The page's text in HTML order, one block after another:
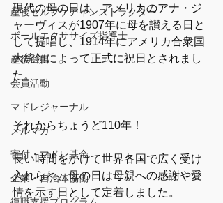
産後セルフケアインストラクター
ボールエクササイズ指導士
産後白書
会員活動
マドレジャーナル
メルマガ
寄付・マドレ基金
企業・自治体協働
現代の母の日は、アメリカのアナ・ジ
ャーヴィスが1907年に母を讃える日と
して提唱し、1914年にアメリカ合衆国
大統領によって正式に祝日とされまし
た。
それからちょうど110年！
長い時間をかけて世界各国で広く受け
入れられ、母の日は母親への感謝や愛
情を示す日として定着しました。